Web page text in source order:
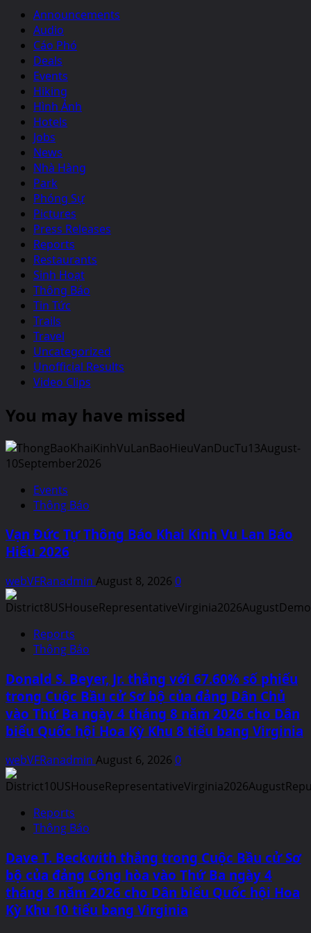
Announcements
Audio
Cáo Phó
Deals
Events
Hiking
Hình Ảnh
Hotels
Jobs
News
Nhà Hàng
Park
Phóng Sự
Pictures
Press Releases
Reports
Restaurants
Sinh Hoạt
Thông Báo
Tin Tức
Trails
Travel
Uncategorized
Unofficial Results
Video Clips
You may have missed
Events
Thông Báo
Vạn Đức Tự Thông Báo Khai Kinh Vu Lan Báo
Hiếu 2026
webVFRanadmin August 8, 2026 0
Reports
Thông Báo
Donald S. Beyer, Jr. thắng với 67.60% số phiếu
trong Cuộc Bầu cử Sơ bộ của đảng Dân Chủ
vào Thứ Ba ngày 4 tháng 8 năm 2026 cho Dân
biểu Quốc hội Hoa Kỳ Khu 8 tiểu bang Virginia
webVFRanadmin August 6, 2026 0
Reports
Thông Báo
Dave T. Beckwith thắng trong Cuộc Bầu cử Sơ
bộ của đảng Cộng hòa vào Thứ Ba ngày 4
tháng 8 năm 2026 cho Dân biểu Quốc hội Hoa
Kỳ Khu 10 tiểu bang Virginia